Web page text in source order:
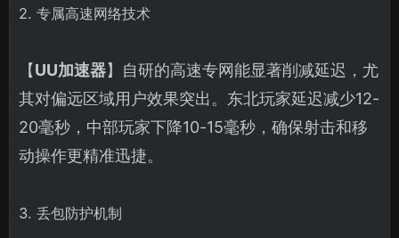
2. 专属高速网络技术
【UU加速器】自研的高速专网能显著削减延迟，尤
其对偏远区域用户效果突出。东北玩家延迟减少12-
20毫秒，中部玩家下降10-15毫秒，确保射击和移
动操作更精准迅捷。
3. 丢包防护机制